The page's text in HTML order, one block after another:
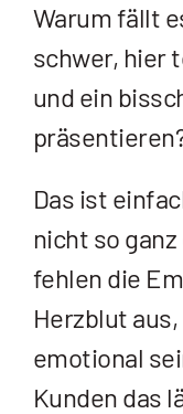
Warum fällt
schwer, hier
und ein
Das ist
nicht so
fehlen die
Herzblut
emotional
Kunden das